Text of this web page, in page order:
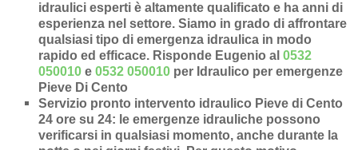
idraulici esperti è altamente qualificato e ha anni di
esperienza nel settore. Siamo in grado di affrontare
qualsiasi tipo di emergenza idraulica in modo
rapido ed efficace. Risponde Eugenio al0532
050010 e0532 050010 per Idraulico per emergenze
Pieve Di Cento
Servizio pronto intervento idraulico Pieve di Cento
24 ore su 24: le emergenze idrauliche possono
verificarsi in qualsiasi momento, anche durante la